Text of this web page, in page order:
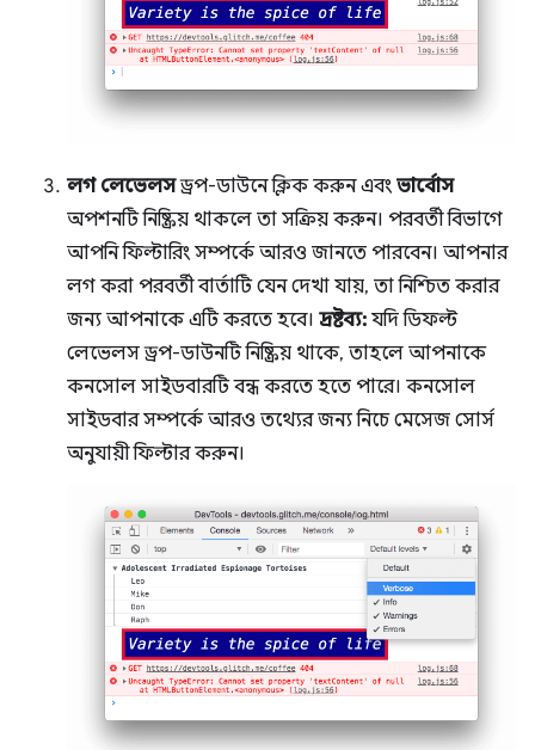
লগ লেভেলসড্রপ-ডাউনে ক্লিক করুন এবং ভার্বোস
অপশনটি নিষ্ক্রিয় থাকলে তা সক্রিয় করুন। পরবর্তী বিভাগে
আপনি ফিল্টারিং সম্পর্কে আরও জানতে পারবেন। আপনার
লগ করা পরবর্তী বার্তাটি যেন দেখা যায়, তা নিশ্চিত করার
জন্য আপনাকে এটি করতে হবে। দ্রষ্টব্য: যদি ডিফল্ট
লেভেলস ড্রপ-ডাউনটি নিষ্ক্রিয় থাকে, তাহলে আপনাকে
কনসোল সাইডবারটি বন্ধ করতে হতে পারে। কনসোল
সাইডবার সম্পর্কে আরও তথ্যের জন্য নিচে মেসেজ সোর্স
অনুযায়ী ফিল্টার করুন।